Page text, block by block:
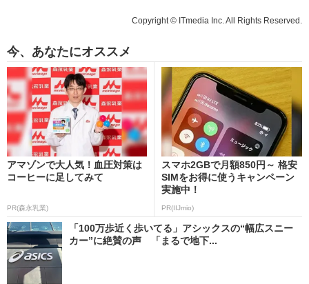
Copyright © ITmedia Inc. All Rights Reserved.
今、あなたにオススメ
アマゾンで大人気！血圧対策は
コーヒーに足してみて
PR(森永乳業)
スマホ2GBで月額850円～ 格安
SIMをお得に使うキャンペーン
実施中！
PR(IIJmio)
「100万歩近く歩いてる」アシックスの“幅広スニー
カー”に絶賛の声 「まるで地下...